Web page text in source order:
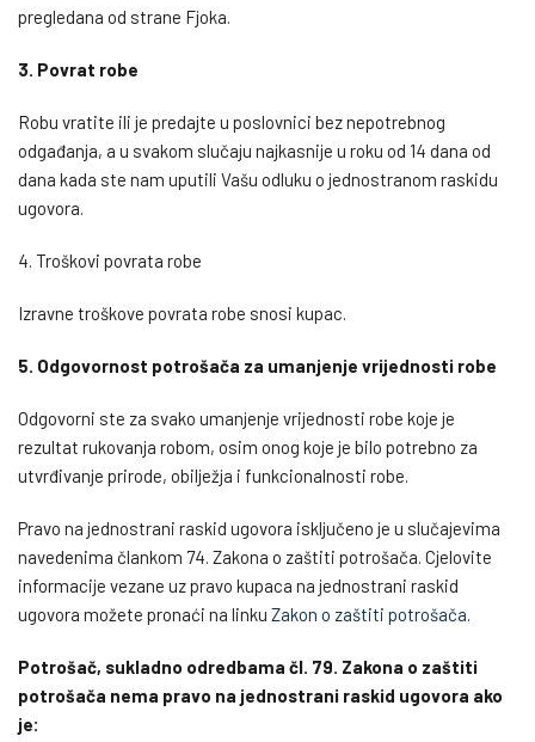
pregledana od strane Fjoka.
3. Povrat robe
Robu vratite ili je predajte u poslovnici bez nepotrebnog
odgađanja, a u svakom slučaju najkasnije u roku od 14 dana od
dana kada ste nam uputili Vašu odluku o jednostranom raskidu
ugovora.
4. Troškovi povrata robe
Izravne troškove povrata robe snosi kupac.
5. Odgovornost potrošača za umanjenje vrijednosti robe
Odgovorni ste za svako umanjenje vrijednosti robe koje je
rezultat rukovanja robom, osim onog koje je bilo potrebno za
utvrđivanje prirode, obilježja i funkcionalnosti robe.
Pravo na jednostrani raskid ugovora isključeno je u slučajevima
navedenima člankom 74. Zakona o zaštiti potrošača. Cjelovite
informacije vezane uz pravo kupaca na jednostrani raskid
ugovora možete pronaći na linku Zakon o zaštiti potrošača.
Potrošač, sukladno odredbama čl. 79. Zakona o zaštiti
potrošača nema pravo na jednostrani raskid ugovora ako
je: